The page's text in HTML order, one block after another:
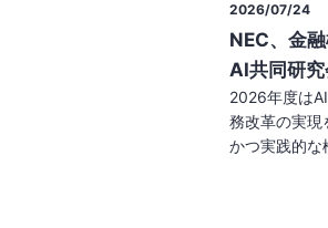
2026/03/6
地域金融
「
開催
2026年1月30
の役員・部長